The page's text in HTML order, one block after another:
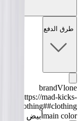
طرق الدفع
brandVlone
https://mad-kicks-
clothing##clothing
main color أبيض